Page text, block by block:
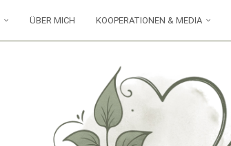
ÜBER MICH KOOPERATIONEN & MEDIA